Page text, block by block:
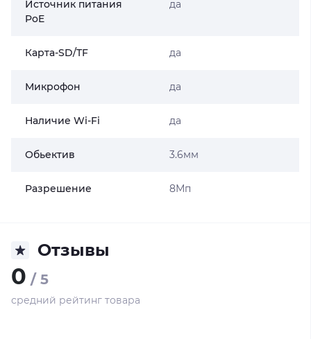
Источник питания
PoE
да
Карта-SD/TF да
Микрофон да
Наличие Wi-Fi да
Обьектив 3.6мм
Разрешение 8Мп
Отзывы
0 / 5
средний рейтинг товара